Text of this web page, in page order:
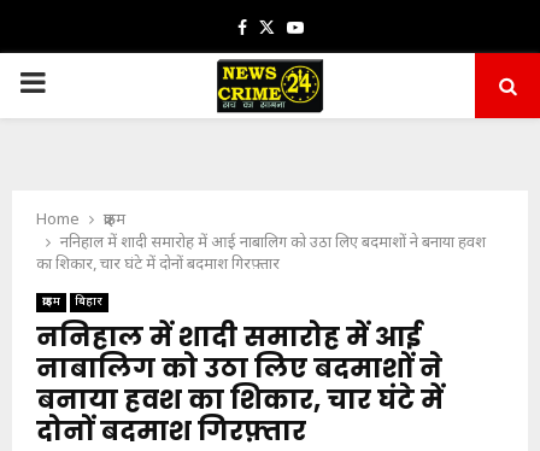
Facebook
TwitterYoutube
PRIMARY
Home
क्राइम
ननिहाल में शादी समारोह में आई नाबालिग को उठा लिए बदमाशों ने बनाया हवश
का शिकार, चार घंटे में दोनों बदमाश गिरफ़्तार
क्राइम बिहार
ननिहाल में शादी समारोह में आई
नाबालिग को उठा लिए बदमाशों ने
बनाया हवश का शिकार, चार घंटे में
दोनों बदमाश गिरफ़्तार